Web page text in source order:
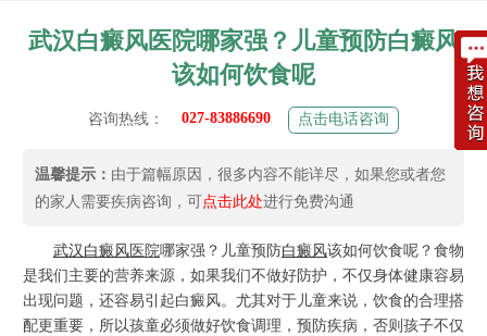
武汉白癜风医院哪家强？儿童预防白癜风
该如何饮食呢
咨询热线： 027-83886690 点击电话咨询
温馨提示： 由于篇幅原因，很多内容不能详尽，如果您或者您
的家人需要疾病咨询，可点击此处进行免费沟通
武汉 白癜风 医院哪家强？儿童预防白癜风该如何饮食呢？食物
是我们主要的营养来源，如果我们不做好防护，不仅身体健康容易
出现问题，还容易引起白癜风。尤其对于儿童来说，饮食的合理搭
配更重要，所以孩童必须做好饮食调理，预防疾病，否则孩子不仅